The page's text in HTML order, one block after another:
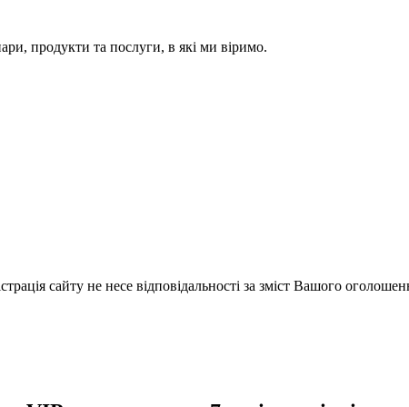
продукти та послуги, в які ми віримо.
сайту не несе відповідальності за зміст Вашого